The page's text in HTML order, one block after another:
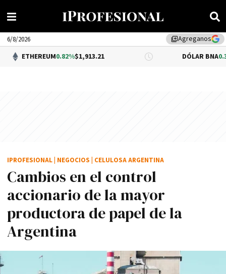
library_addAgreganos
6/8/2026
0.82%$1,913.21 DÓLAR BNA 0.34%$1,520.00
Cambios en el control
accionario de la mayor
productora de papel de la
Argentina
IPROFESIONAL NEGOCIOS CELULOSA ARGENTINA